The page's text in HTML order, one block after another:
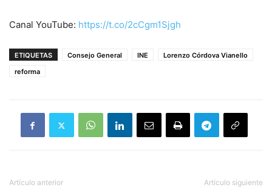
Canal YouTube: https://t.co/2cCgm1Sjgh
ETIQUETAS Consejo General INE
Lorenzo Córdova Vianello
reforma
Artículo anterior Artículo siguiente